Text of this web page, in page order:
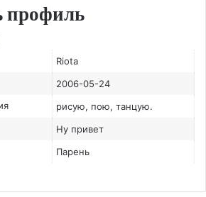
профиль
Riota
2006-05-24
рисую, пою, танцую.
Ну привет
Парень